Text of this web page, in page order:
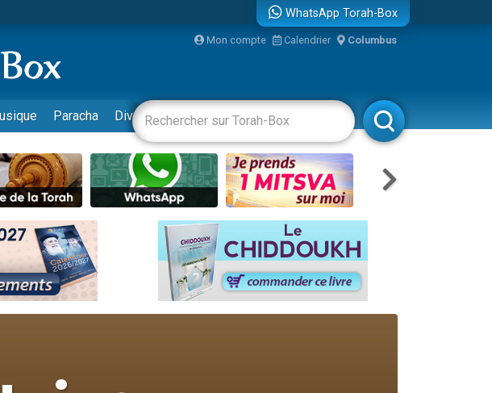
de Yohan
d'Israel
un appartement insalubre
et le Birkat Hamazone à travers le temps
risquent de perdre leur maman
WhatsApp Torah-Box
Mon compte Calendrier Columbus
Paracha Divertissements Livres Rabbanim